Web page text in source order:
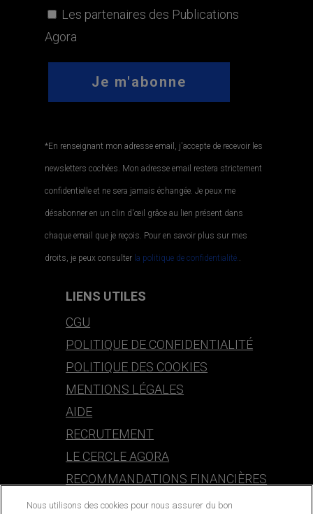
Les partenaires des Publications
Agora
*En renseignant mon adresse email, j'accepte de recevoir les
newsletters cochées. Mon adresse email restera strictement
confidentielle et ne sera jamais échangée. Je peux me
désabonner en un clin d'œil grâce au lien présent dans
chaque email que je reçois. Pour en savoir plus sur mes
droits, je peux consulter la politique de confidentialité..
LIENS UTILES
CGU
POLITIQUE DE CONFIDENTIALITÉ
POLITIQUE DES COOKIES
MENTIONS LÉGALES
AIDE
RECRUTEMENT
LE CERCLE AGORA
RECOMMANDATIONS FINANCIÈRES
Nous utilisons des cookies pour nous assurer du bon